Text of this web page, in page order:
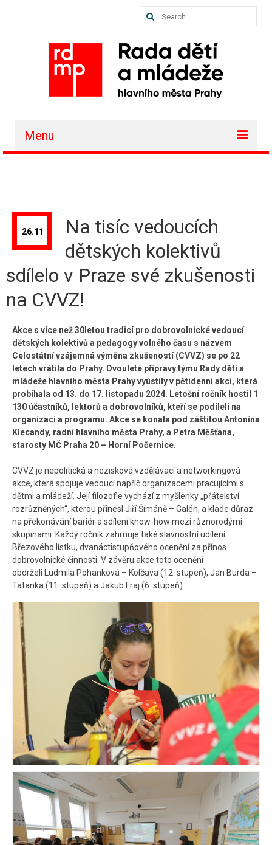
Search
Menu
Členské organizace
Vzdělávání
Půjčovna
Kontakt
26.11
Na tisíc vedoucích
dětských kolektivů
sdílelo v Praze své zkušenosti
na CVVZ!
Akce s více než 30letou tradicí pro dobrovolnické vedoucí
dětských kolektivů a pedagogy volného času s názvem
Celostátní vzájemná výměna zkušeností (CVVZ) se po 22
letech vrátila do Prahy. Dvouleté přípravy týmu Rady dětí a
mládeže hlavního města Prahy vyústily v pětidenní akci, která
probíhala od 13. do 17. listopadu 2024. Letošní ročník hostil 1
130 účastníků, lektorů a dobrovolníků, kteří se podíleli na
organizaci a programu. Akce se konala pod záštitou Antonína
Klecandy, radní hlavního města Prahy, a Petra Měšťana,
starosty MČ Praha 20 – Horní Počernice.
CVVZ je nepolitická a nezisková vzdělávací a networkingová
akce, která spojuje vedoucí napříč organizacemi pracujícími s
dětmi a mládeží. Její filozofie vychází z myšlenky „přátelství
rozrůzněných“, kterou přinesl Jiří Šímáně – Galén, a klade důraz
na překonávání bariér a sdílení know-how mezi různorodými
skupinami. Každý ročník zahrnuje také slavnostní udílení
Březového lístku, dvanáctistupňového ocenění za přínos
dobrovolnické činnosti. V závěru akce toto ocenění
obdrželi Ludmila Pohanková – Kolčava (12. stupeň), Jan Burda –
Tatanka (11. stupeň) a Jakub Fraj (6. stupeň).